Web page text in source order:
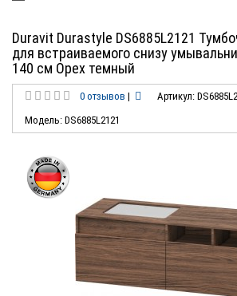
Duravit Durastyle DS6885L2121
для встраиваемого снизу
140 см Орех темный
0 отзывов |
Артикул:
Модель: DS6885L2121